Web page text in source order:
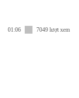
01:06 7049 lượt xem